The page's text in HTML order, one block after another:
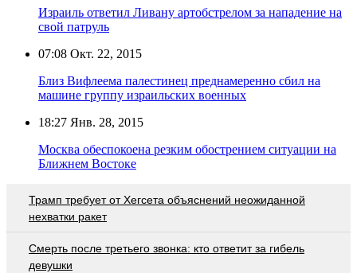
Израиль ответил Ливану артобстрелом за нападение на
свой патруль
07:08 Окт. 22, 2015
Близ Вифлеема палестинец преднамеренно сбил на
машине группу израильских военных
18:27 Янв. 28, 2015
Москва обеспокоена резким обострением ситуации на
Ближнем Востоке
Трамп требует от Хегсета объяснений неожиданной
нехватки ракет
Смерть после третьего звонка: кто ответит за гибель
девушки